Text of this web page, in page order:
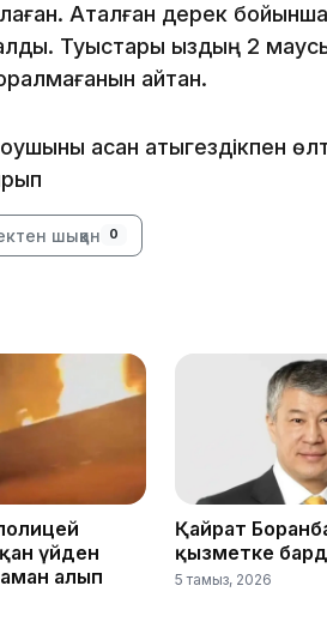
Аталған дерек
Туыстары қыздың 2
айтқан.
асқан қатыгездікпен
шыққан 0
үйден
алып
Қайрат
қызметке
5 тамыз, 2026